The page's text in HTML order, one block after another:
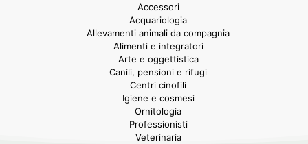
Accessori
Acquariologia
Allevamenti animali da compagnia
Alimenti e integratori
Arte e oggettistica
Canili, pensioni e rifugi
Centri cinofili
Igiene e cosmesi
Ornitologia
Professionisti
Veterinaria